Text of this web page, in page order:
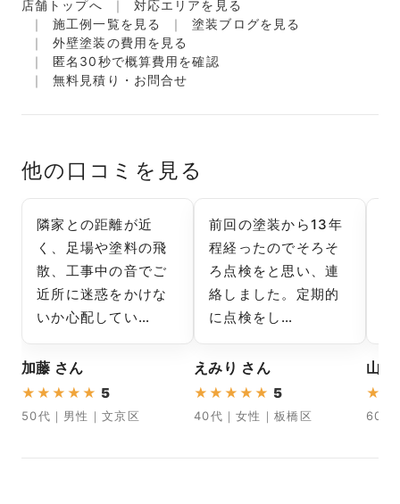
店舗トップへ
対応エリアを見る
施工例一覧を見る
塗装ブログを見る
外壁塗装の費用を見る
匿名30秒で概算費用を確認
無料見積り・お問合せ
他の口コミを見る
隣家との距離が近
く、足場や塗料の飛
散、工事中の音でご
近所に迷惑をかけな
いか心配してい…
加藤 さん
★ ★ ★ ★ ★ 5
50代｜男性｜文京区
前回の塗装から13年
程経ったのでそろそ
ろ点検をと思い、連
絡しました。定期的
に点検をし…
えみり さん
★ ★ ★ ★ ★ 5
40代｜女性｜板橋区
山本
★
60代